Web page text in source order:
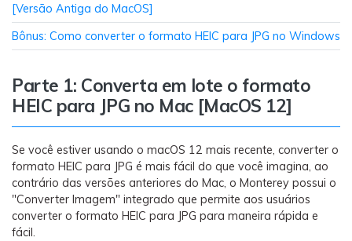
[Versão Antiga do MacOS]
Bônus: Como converter o formato HEIC para JPG no Windows
Parte 1: Converta em lote o formato
HEIC para JPG no Mac [MacOS 12]
Se você estiver usando o macOS 12 mais recente, converter o
formato HEIC para JPG é mais fácil do que você imagina, ao
contrário das versões anteriores do Mac, o Monterey possui o
"Converter Imagem" integrado que permite aos usuários
converter o formato HEIC para JPG para maneira rápida e
fácil.